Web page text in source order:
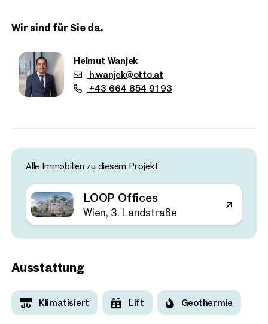
Wir sind für Sie da.
Helmut Wanjek
h.wanjek@otto.at
+43 664 854 91 93
Alle Immobilien zu diesem Projekt
LOOP Offices
Wien, 3. Landstraße
Ausstattung
Klimatisiert Lift Geothermie
Immobilien
in der Nähe